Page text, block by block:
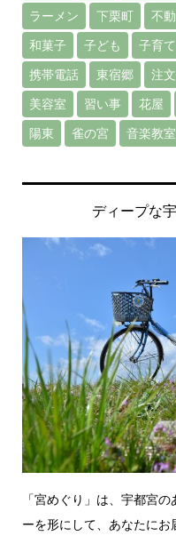
ラーメン
下栗町 不
和菓子
子ども 子育て
携帯電話
東宿郷 注
美容室
習い事 花屋
陽東
雀の宮 音楽教室
ディープな
「宮めぐり」は、宇都宮
ーを形にして、あなたにお